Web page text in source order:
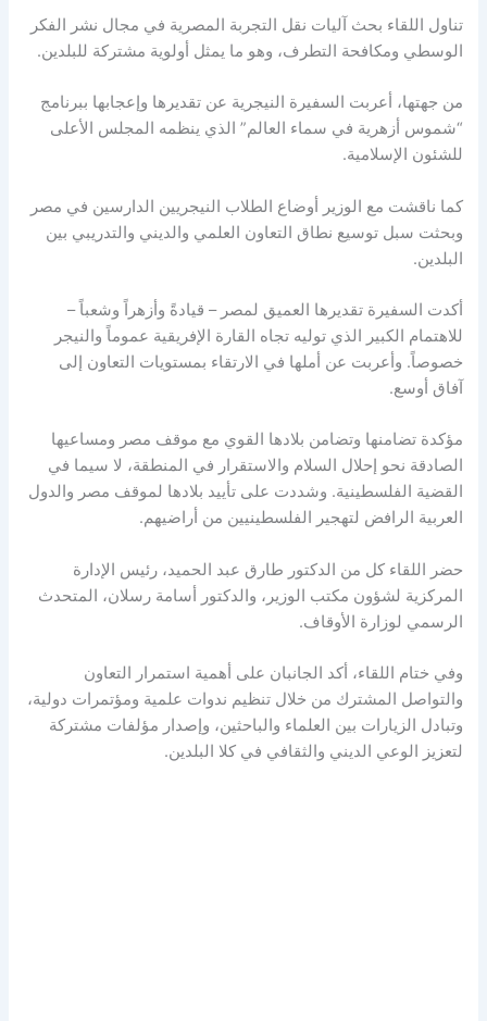
تناول اللقاء بحث آليات نقل التجربة المصرية في مجال نشر الفكر
الوسطي ومكافحة التطرف، وهو ما يمثل أولوية مشتركة للبلدين.
من جهتها، أعربت السفيرة النيجرية عن تقديرها وإعجابها ببرنامج
“شموس أزهرية في سماء العالم” الذي ينظمه المجلس الأعلى
للشئون الإسلامية.
كما ناقشت مع الوزير أوضاع الطلاب النيجريين الدارسين في مصر
وبحثت سبل توسيع نطاق التعاون العلمي والديني والتدريبي بين
البلدين.
أكدت السفيرة تقديرها العميق لمصر – قيادةً وأزهراً وشعباً –
للاهتمام الكبير الذي توليه تجاه القارة الإفريقية عموماً والنيجر
خصوصاً. وأعربت عن أملها في الارتقاء بمستويات التعاون إلى
آفاق أوسع.
مؤكدة تضامنها وتضامن بلادها القوي مع موقف مصر ومساعيها
الصادقة نحو إحلال السلام والاستقرار في المنطقة، لا سيما في
القضية الفلسطينية. وشددت على تأييد بلادها لموقف مصر والدول
العربية الرافض لتهجير الفلسطينيين من أراضيهم.
حضر اللقاء كل من الدكتور طارق عبد الحميد، رئيس الإدارة
المركزية لشؤون مكتب الوزير، والدكتور أسامة رسلان، المتحدث
الرسمي لوزارة الأوقاف.
وفي ختام اللقاء، أكد الجانبان على أهمية استمرار التعاون
والتواصل المشترك من خلال تنظيم ندوات علمية ومؤتمرات دولية،
وتبادل الزيارات بين العلماء والباحثين، وإصدار مؤلفات مشتركة
لتعزيز الوعي الديني والثقافي في كلا البلدين.